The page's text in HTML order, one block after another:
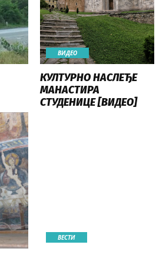
ВИДЕО
КУЛТУРНО НАСЛЕЂЕ
МАНАСТИРА
СТУДЕНИЦЕ [ВИДЕО]
ВЕСТИ